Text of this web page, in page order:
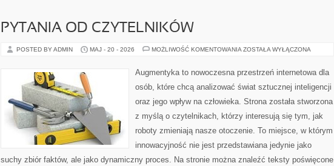
PYTANIA OD CZYTELNIKÓW
POSTED BY ADMIN MAJ - 20 - 2026 MOŻLIWOŚĆ KOMENTOWANIA PYTANIA
ZOSTAŁA WYŁĄCZONA
Augmentyka to nowoczesna przestrzeń internetowa dla
osób, które chcą analizować świat sztucznej inteligencji
oraz jego wpływ na człowieka. Strona została stworzona
z myślą o czytelnikach, którzy interesują się tym, jak
roboty zmieniają nasze otoczenie. To miejsce, w którym
innowacyjność nie jest przedstawiana jedynie jako
suchy zbiór faktów, ale jako dynamiczny proces. Na stronie można znaleźć teksty poświęcone